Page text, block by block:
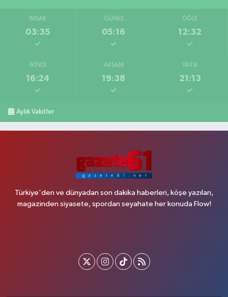
İMSAK
03:35
GÜNEŞ
05:16
ÖĞLE
12:32
İKINDI
16:24
AKŞAM
19:38
YATSI
21:13
Aylık Vakitler
Türkiye'den ve dünyadan son dakika haberleri, köşe yazıları,
magazinden siyasete, spordan seyahate her konuda Flow!